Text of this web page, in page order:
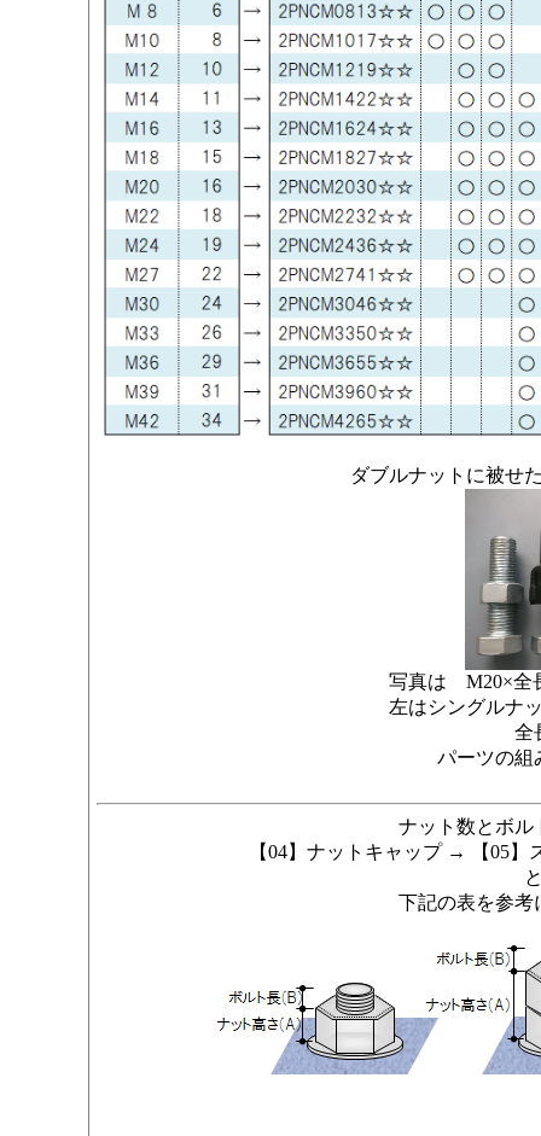
ダブルナットに被せ
写真は M20×全
左はシングルナ
全
パーツの組
ナット数とボル
【04】ナットキャップ → 【05
下記の表を参考